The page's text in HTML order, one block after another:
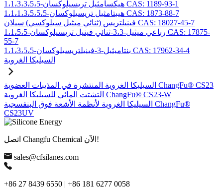
1،1،3،3،5،5-هيكسامثيل تريسيلوكسان CAS: 1189-93-1
1،1،1،3،5،5،5-هيبتامثيل تريسيلوكسان CAS: 1873-88-7
فينيلتريس (ثنائي ميثيل سيلوكسي) سيلان CAS: 18027-45-7
1،1،5،5-رباعي ميثيل-3،3-ثنائي فينيل تريسيلوكسان CAS: 17875-
55-7
1،1،3،5،5-بنتاميثيل-3-فينيلتريسيلوكسان CAS: 17962-34-4
السيليكا الغروية
السيليكا الغروية المنتشرة في المذيبات العضوية ChangFu® CS23
التشتت المائي للسيليكا الغروية ChangFu® CS23-W
السيليكا الغروية لأنظمة الأشعة فوق البنفسجية ChangFu®
CS23UV
اتصل Changfu Chemical الآن!
sales@cfsilanes.com
+86 27 8439 6550 | +86 181 6277 0058